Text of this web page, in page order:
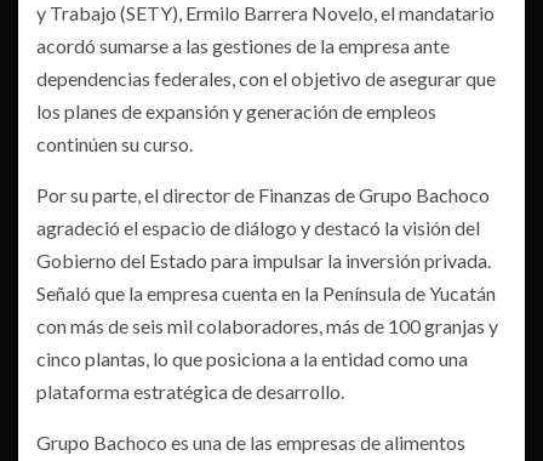
y Trabajo (SETY), Ermilo Barrera Novelo, el mandatario
acordó sumarse a las gestiones de la empresa ante
dependencias federales, con el objetivo de asegurar que
los planes de expansión y generación de empleos
continúen su curso.
Por su parte, el director de Finanzas de Grupo Bachoco
agradeció el espacio de diálogo y destacó la visión del
Gobierno del Estado para impulsar la inversión privada.
Señaló que la empresa cuenta en la Península de Yucatán
con más de seis mil colaboradores, más de 100 granjas y
cinco plantas, lo que posiciona a la entidad como una
plataforma estratégica de desarrollo.
Grupo Bachoco es una de las empresas de alimentos